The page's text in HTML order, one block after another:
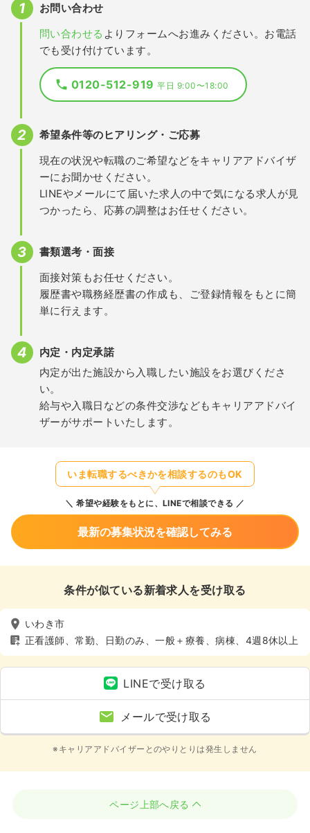
お問い合わせ
問い合わせる よりフォームへお進みください。お電話
でも受け付けています。
0120-512-919平日 9:00〜18:00
希望条件等のヒアリング・ご応募
現在の状況や転職のご希望などをキャリアアドバイザ
ーにお聞かせください。
LINEやメールにて届いた求人の中で気になる求人が見
つかったら、応募の調整はお任せください。
書類選考・面接
面接対策もお任せください。
履歴書や職務経歴書の作成も、ご登録情報をもとに簡
単に行えます。
内定・内定承諾
内定が出た施設から入職したい施設をお選びくださ
い。
給与や入職日などの条件交渉などもキャリアアドバイ
ザーがサポートいたします。
いま転職するべきかを相談するのもOK
希望や経験をもとに、LINEで相談できる
最新の募集状況を確認してみる
条件が似ている新着求人を受け取る
いわき市
正看護師、常勤、日勤のみ、一般＋療養、病棟、4週8休以上
LINEで受け取る
メールで受け取る
※キャリアアドバイザーとのやりとりは発生しません
ページ上部へ戻る